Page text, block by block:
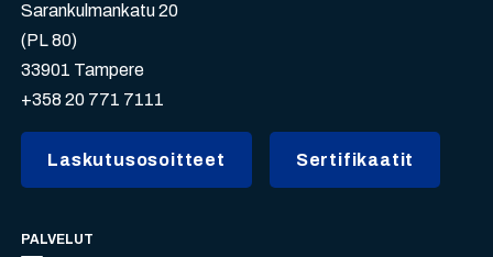
Sarankulmankatu 20
(PL 80)
33901 Tampere
+358 20 771 7111
Laskutusosoitteet Sertifikaatit
PALVELUT